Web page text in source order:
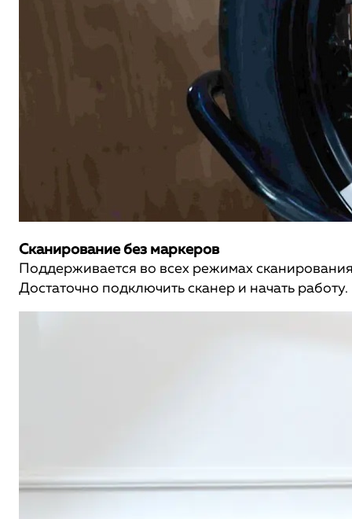
Сканирование без маркеров
Поддерживается во всех режимах
Достаточно подключить сканер и начать работу.